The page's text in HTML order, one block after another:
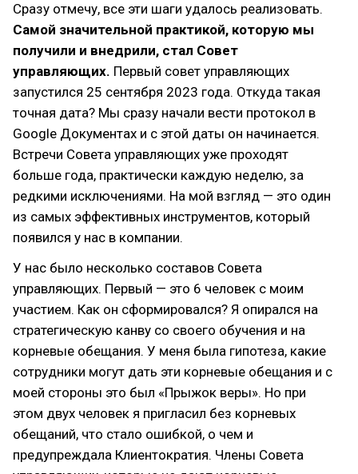
Сразу отмечу, все эти шаги удалось реализовать.
Самой значительной практикой, которую мы
получили и внедрили, стал Совет
управляющих. Первый совет управляющих
запустился 25 сентября 2023 года. Откуда такая
точная дата? Мы сразу начали вести протокол в
Google Документах и с этой даты он начинается.
Встречи Совета управляющих уже проходят
больше года, практически каждую неделю, за
редкими исключениями. На мой взгляд — это один
из самых эффективных инструментов, который
появился у нас в компании.
У нас было несколько составов Совета
управляющих. Первый — это 6 человек с моим
участием. Как он сформировался? Я опирался на
стратегическую канву со своего обучения и на
корневые обещания. У меня была гипотеза, какие
сотрудники могут дать эти корневые обещания и с
моей стороны это был «Прыжок веры». Но при
этом двух человек я пригласил без корневых
обещаний, что стало ошибкой, о чем и
предупреждала Клиентократия. Члены Совета